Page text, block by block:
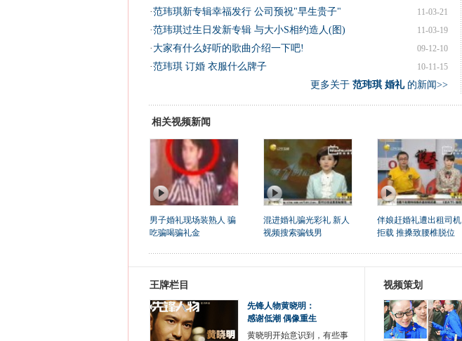
11-03-21
·范玮琪新专辑幸福发行 公司预祝"早生贵子"
11-03-19
·范玮琪过生日发新专辑 与大小S相约造人(图)
09-12-10
· 大家有什么好听的歌曲介绍一下吧!
10-11-15
·范玮琪 订婚 衣服什么牌子
更多关于 范玮琪 婚礼的新闻>>
相关视频新闻
男子婚礼现场装熟人 骗
吃骗喝骗礼金
混进婚礼骗光彩礼 新人
视频搜索骗钱男
伴娘赶婚礼遭出租司机
拒载 推搡致腰椎脱位
王牌栏目
先锋人物黄晓明：
感谢低潮 偶像重生
黄晓明开始意识到，有些事
视频策划